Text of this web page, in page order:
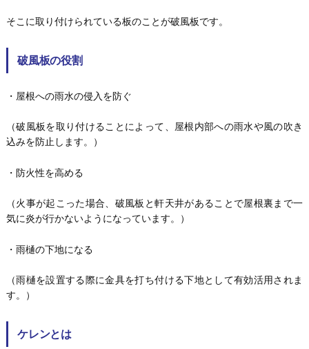
そこに取り付けられている板のことが破風板です。
破風板の役割
・屋根への雨水の侵入を防ぐ
（破風板を取り付けることによって、屋根内部への雨水や風の吹き
込みを防止します。）
・防火性を高める
（火事が起こった場合、破風板と軒天井があることで屋根裏まで一
気に炎が行かないようになっています。）
・雨樋の下地になる
（雨樋を設置する際に金具を打ち付ける下地として有効活用されま
す。）
ケレンとは